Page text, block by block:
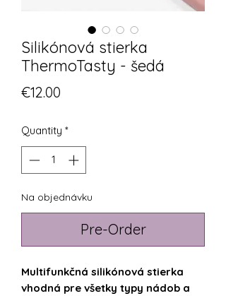
Silikónová stierka
ThermoTasty - šedá
€12.00
Quantity *
Na objednávku
Pre-Order
Multifunkčná silikónová stierka
vhodná pre všetky typy nádob a